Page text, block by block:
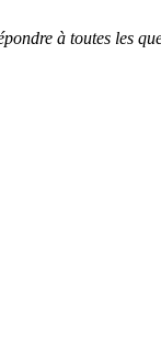
à toutes les